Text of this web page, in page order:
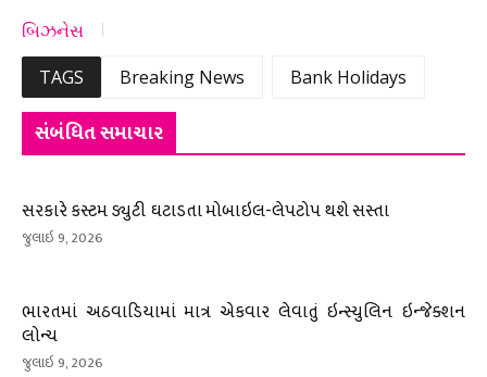
બિઝનેસ
TAGS
Breaking News Bank Holidays
સંબંધિત સમાચાર
સરકારે કસ્ટમ ડ્યુટી ઘટાડતા મોબાઇલ-લેપટોપ થશે સસ્તા
જુલાઇ 9, 2026
ભારતમાં અઠવાડિયામાં માત્ર એકવાર લેવાતું ઇન્સ્યુલિન ઇન્જેક્શન
લોન્ચ
જુલાઇ 9, 2026